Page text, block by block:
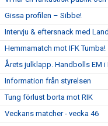
Gissa profilen – Sibbe!
Intervju & eftersnack med
Hemmamatch mot IFK Tumba!
Årets julklapp. Handbolls EM i
Information från styrelsen
Tung förlust borta mot RIK
Veckans matcher - vecka 46